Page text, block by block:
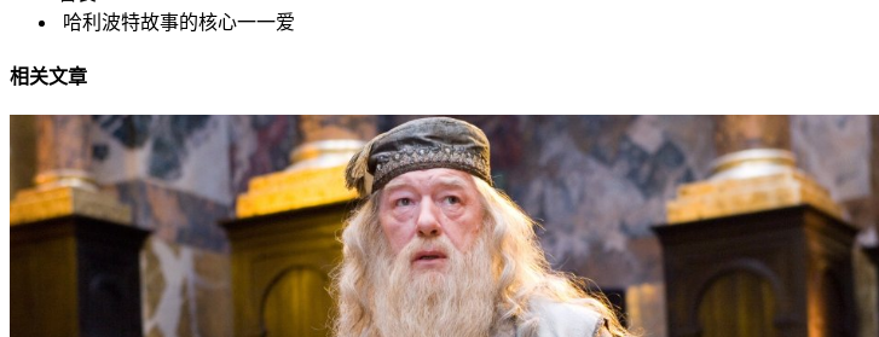
哈利波特故事的核心一一爱
相关文章